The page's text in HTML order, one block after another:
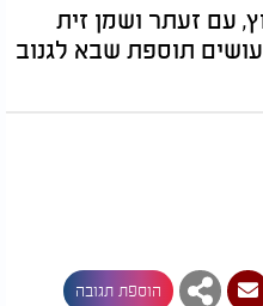
עם זעתר ושמן זית
תוספת שבא לגנוב
הוספת תגובה